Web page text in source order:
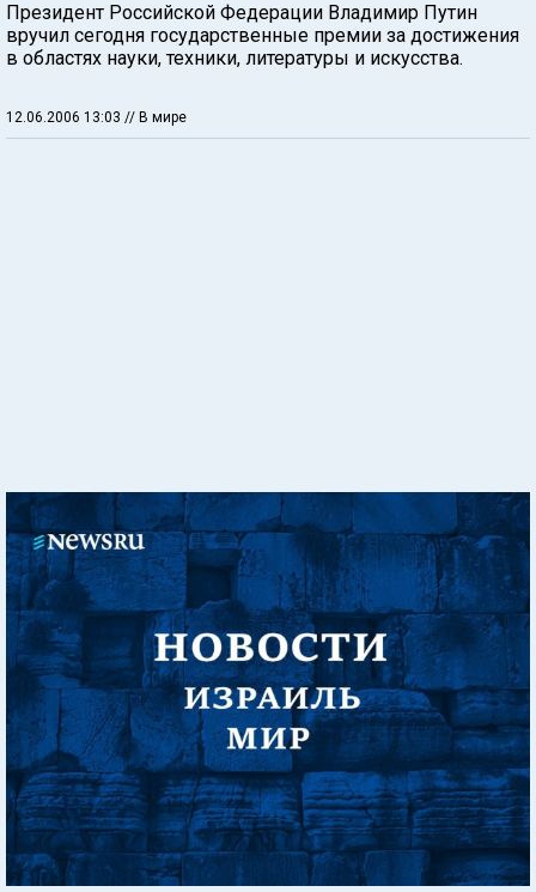
Президент Российской Федерации Владимир Путин
вручил сегодня государственные премии за достижения
в областях науки, техники, литературы и искусства.
12.06.2006 13:03 // В мире